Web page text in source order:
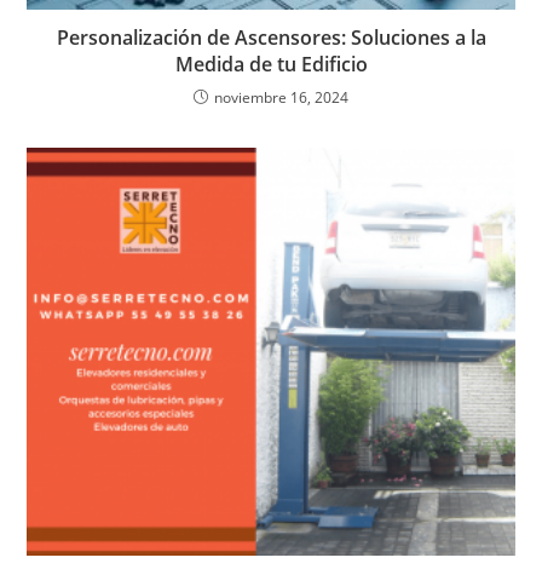
Personalización de Ascensores: Soluciones a la
Medida de tu Edificio
noviembre 16, 2024